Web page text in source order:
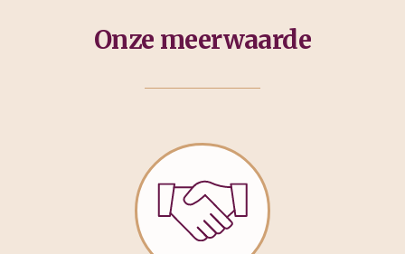
Onze meerwaarde